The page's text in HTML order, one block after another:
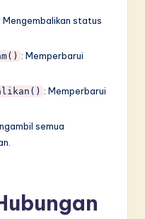
: Mengembalikan status
: Memperbarui
: Memperbarui
semua